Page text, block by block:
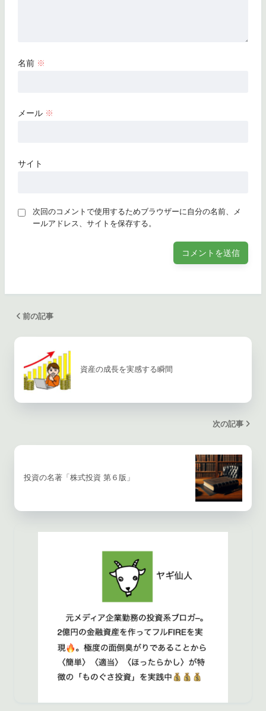
名前 ※
メール ※
サイト
次回のコメントで使用するためブラウザーに自分の名前、メ
ールアドレス、サイトを保存する。
前の記事
資産の成長を実感する瞬間
次の記事
投資の名著「株式投資 第６版」